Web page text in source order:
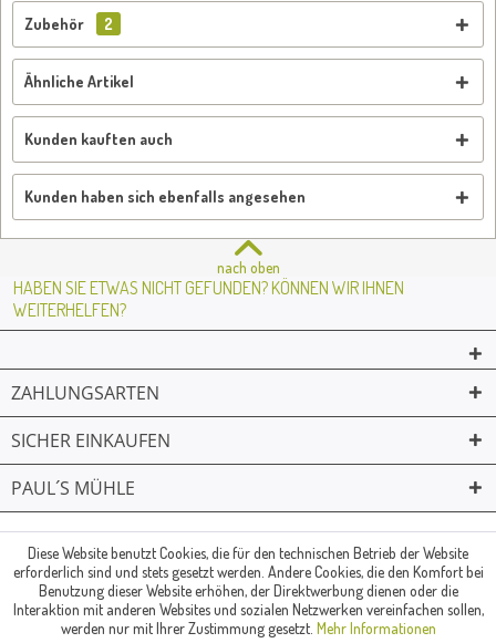
Zubehör 2
Ähnliche Artikel
Kunden kauften auch
Kunden haben sich ebenfalls angesehen
nach oben
HABEN SIE ETWAS NICHT GEFUNDEN? KÖNNEN WIR IHNEN
WEITERHELFEN?
ZAHLUNGSARTEN
SICHER EINKAUFEN
PAUL´S MÜHLE
© Paul's Mühle | Inhaber: Christof Paul e.K. | Westring 2 | 45659
Recklinghausen
Fax: 02361 -28831 | E-Mail: info@pauls-muehle.de
Diese Website benutzt Cookies, die für den technischen Betrieb der Website
erforderlich sind und stets gesetzt werden. Andere Cookies, die den Komfort bei
Benutzung dieser Website erhöhen, der Direktwerbung dienen oder die
Interaktion mit anderen Websites und sozialen Netzwerken vereinfachen sollen,
werden nur mit Ihrer Zustimmung gesetzt. Mehr Informationen